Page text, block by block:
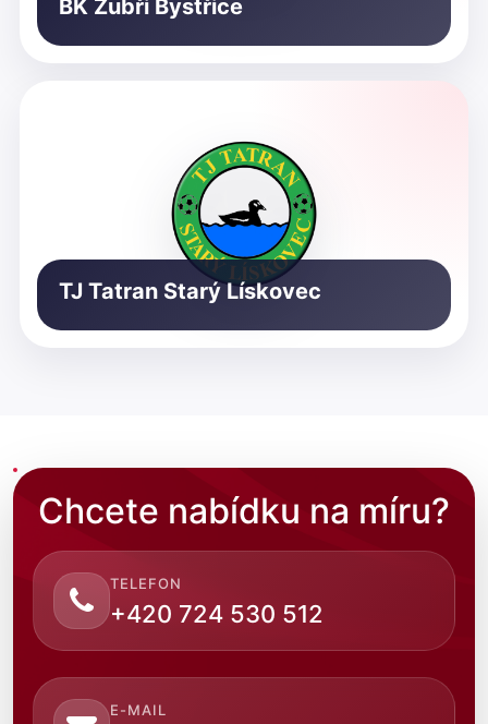
BK Zubři Bystřice
TJ Tatran Starý Lískovec
Chcete nabídku na míru?
TELEFON
+420 724 530 512
E-MAIL